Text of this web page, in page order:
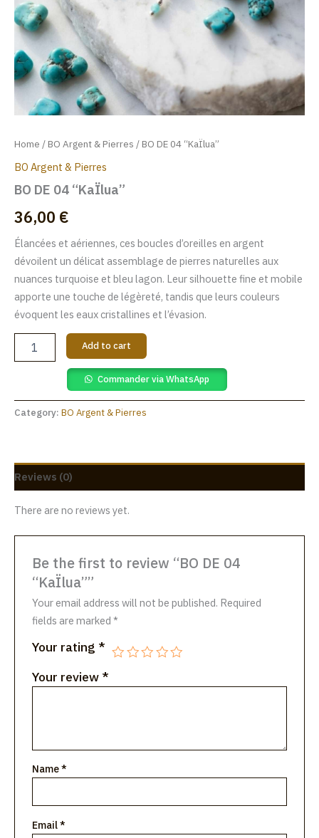
Home /BO Argent & Pierres / BO DE 04 “KaÏlua”
BO Argent & Pierres
BO DE 04 “KaÏlua”
36,00 €
Élancées et aériennes, ces boucles d’oreilles en argent
dévoilent un délicat assemblage de pierres naturelles aux
nuances turquoise et bleu lagon. Leur silhouette fine et mobile
apporte une touche de légèreté, tandis que leurs couleurs
évoquent les eaux cristallines et l’évasion.
Add to cart
Commander via WhatsApp
Category: BO Argent & Pierres
Reviews (0)
There are no reviews yet.
Be the first to review “BO DE 04
“KaÏlua””
Your email address will not be published. Required
fields are marked*
Your rating *
Your review *
Name*
Email*